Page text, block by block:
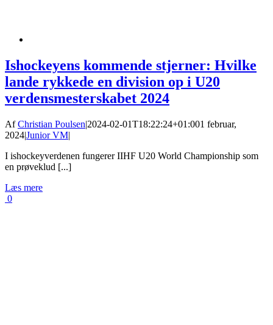
Ishockeyens kommende stjerner: Hvilke
lande rykkede en division op i U20
verdensmesterskabet 2024
AfChristian Poulsen|2024-02-01T18:22:24+01:001 februar,
2024|Junior VM|
I ishockeyverdenen fungerer IIHF U20 World Championship som
en prøveklud [...]
Læs mere
0